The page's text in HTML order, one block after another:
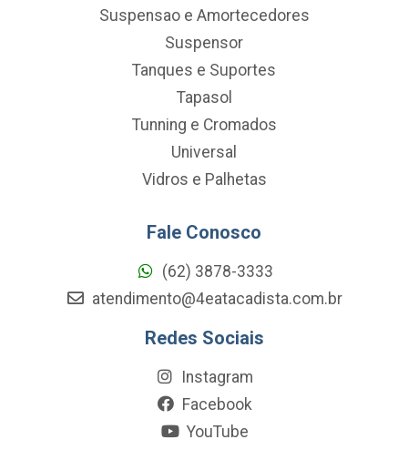
Suspensao e Amortecedores
Suspensor
Tanques e Suportes
Tapasol
Tunning e Cromados
Universal
Vidros e Palhetas
Fale Conosco
(62) 3878-3333
atendimento@4eatacadista.com.br
Redes Sociais
Instagram
Facebook
YouTube